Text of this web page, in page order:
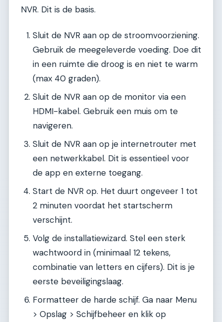
NVR. Dit is de basis.
Sluit de NVR aan op de stroomvoorziening.
Gebruik de meegeleverde voeding. Doe dit
in een ruimte die droog is en niet te warm
(max 40 graden).
Sluit de NVR aan op de monitor via een
HDMI-kabel. Gebruik een muis om te
navigeren.
Sluit de NVR aan op je internetrouter met
een netwerkkabel. Dit is essentieel voor
de app en externe toegang.
Start de NVR op. Het duurt ongeveer 1 tot
2 minuten voordat het startscherm
verschijnt.
Volg de installatiewizard. Stel een sterk
wachtwoord in (minimaal 12 tekens,
combinatie van letters en cijfers). Dit is je
eerste beveiligingslaag.
Formatteer de harde schijf. Ga naar Menu
> Opslag > Schijfbeheer en klik op